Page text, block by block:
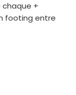
chaque +
footing entre